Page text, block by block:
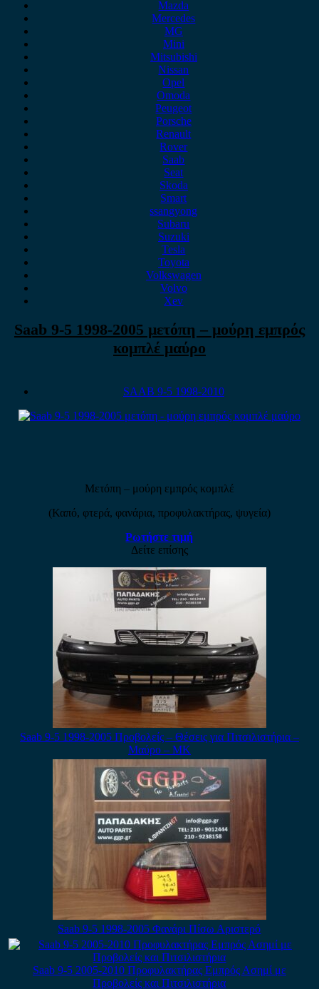
Mazda
Mercedes
MG
Mini
Mitsubishi
Nissan
Opel
Omoda
Peugeot
Porsche
Renault
Rover
Saab
Seat
Skoda
Smart
ssangyong
Subaru
Suzuki
Tesla
Toyota
Volkswagen
Volvo
Xev
Saab 9-5 1998-2005 μετόπη – μούρη εμπρός
κομπλέ μαύρο
SAAB 9-5 1998-2010
Μετόπη – μούρη εμπρός κομπλέ
(Καπό, φτερά, φανάρια, προφυλακτήρας, ψυγεία)
Ρωτήστε τιμή
Δείτε επίσης
Saab 9-5 1998-2005 Προβολείς – Θέσεις για Πιτσιλιστήρια –
Μαύρο – ΜΚ
Saab 9-5 1998-2005 Φανάρι Πίσω Αριστερό
Saab 9-5 2005-2010 Προφυλακτήρας Εμπρός Ασημί με
Προβολείς και Πιτσιλιστήρια